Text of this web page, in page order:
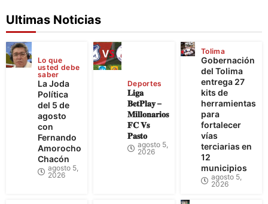
Ultimas Noticias
Lo que
usted debe
saber
La Joda
Política
del 5 de
agosto
con
Fernando
Amorocho
Chacón
agosto 5,
2026
Deportes
𝐋𝐢𝐠𝐚
𝐁𝐞𝐭𝐏𝐥𝐚𝐲 –
𝐌𝐢𝐥𝐥𝐨𝐧𝐚𝐫𝐢𝐨𝐬
𝐅𝐂 𝐕𝐬
𝐏𝐚𝐬𝐭𝐨
agosto 5,
2026
Tolima
Gobernación
del Tolima
entrega 27
kits de
herramientas
para
fortalecer
vías
terciarias en
12
municipios
agosto 5,
2026